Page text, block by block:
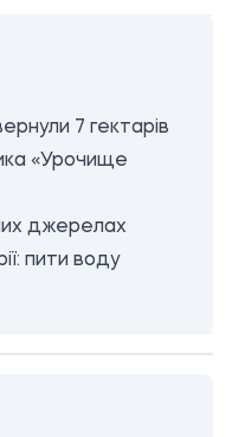
7 гектарів
«Урочище
джерелах
пити воду